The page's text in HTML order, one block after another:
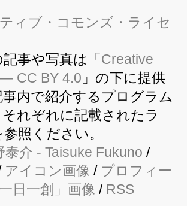
事や写真は「 Creative
CC BY 4.0 」の下に提供
事内で紹介するプログラム
れぞれに記載されたラ
照ください。
泰介 - Taisuke Fukuno /
アイコン画像 / プロフィー
一日一創」画像 / RSS